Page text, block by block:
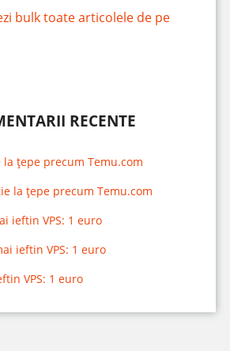
bulk toate articolele de pe
RECENTE
la țepe precum Temu.com
la țepe precum Temu.com
ieftin VPS: 1 euro
ieftin VPS: 1 euro
VPS: 1 euro